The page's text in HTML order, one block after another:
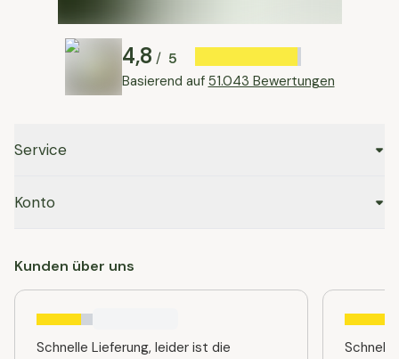
4,8 / 5
Basierend auf 51.043 Bewertungen
Service
Konto
Kunden über uns
Schnelle Lieferung, leider ist die